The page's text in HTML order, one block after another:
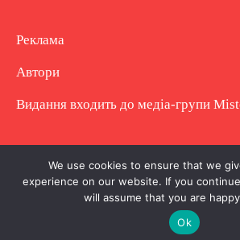
Реклама
Автори
Видання входить до медіа-групи
Copyright © Повне використання
заборонено. Частково можна з
We use cookies to ensure that we
experience on our website. If you
will assume that you are
Ok